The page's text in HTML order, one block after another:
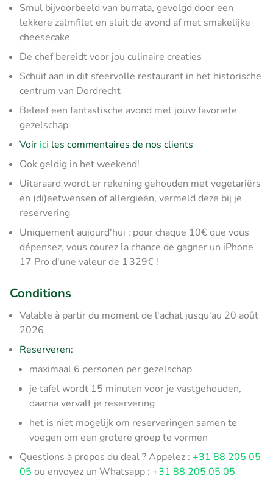
Smul bijvoorbeeld van burrata, gevolgd door een
lekkere zalmfilet en sluit de avond af met smakelijke
cheesecake
De chef bereidt voor jou culinaire creaties
Schuif aan in dit sfeervolle restaurant in het historische
centrum van Dordrecht
Beleef een fantastische avond met jouw favoriete
gezelschap
Voir ici les commentaires de nos clients
Ook geldig in het weekend!
Uiteraard wordt er rekening gehouden met vegetariërs
en (di)eetwensen of allergieën, vermeld deze bij je
reservering
Uniquement aujourd'hui : pour chaque 10€ que vous
dépensez, vous courez la chance de gagner un iPhone
17 Pro d'une valeur de 1 329€ !
Conditions
Valable à partir du moment de l'achat jusqu'au 20 août
2026
Reserveren:
maximaal 6 personen per gezelschap
je tafel wordt 15 minuten voor je vastgehouden,
daarna vervalt je reservering
het is niet mogelijk om reserveringen samen te
voegen om een grotere groep te vormen
Questions à propos du deal ? Appelez : +31 88 205 05
05 ou envoyez un Whatsapp : +31 88 205 05 05